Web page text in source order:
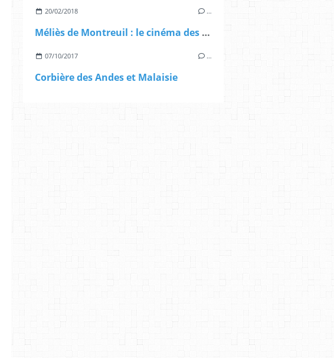
20/02/2018 …
Méliès de Montreuil : le cinéma des insoumis
07/10/2017 …
Corbière des Andes et Malaisie